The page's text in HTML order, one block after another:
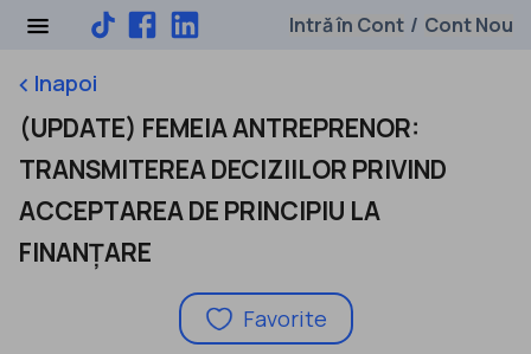
Intră în Cont / Cont Nou
keyboard_arrow_leftInapoi
(UPDATE) FEMEIA ANTREPRENOR:
TRANSMITEREA DECIZIILOR PRIVIND
ACCEPTAREA DE PRINCIPIU LA
FINANȚARE
Favorite